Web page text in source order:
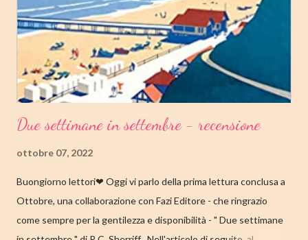
abbandonare la scuola molto presto, a quattordici anni compie i
primi passi nel mondo del lavoro. Indossato il vestito buono e
infilato il ...
Due settimane in settembre - recensione
ottobre 07, 2022
Buongiorno lettori❤ Oggi vi parlo della prima lettura conclusa a
Ottobre, una collaborazione con Fazi Editore - che ringrazio
come sempre per la gentilezza e disponibilità - " Due settimane